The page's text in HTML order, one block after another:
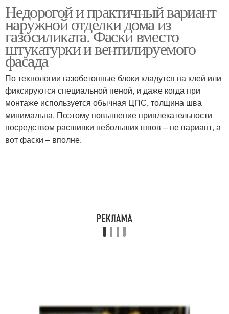
Недорогой и практичный вариант
наружной отделки дома из
газосиликата. Фаски вместо
штукатурки и вентилируемого
фасада
По технологии газобетонные блоки кладутся на клей или
фиксируются специальной пеной, и даже когда при
монтаже используется обычная ЦПС, толщина шва
минимальна. Поэтому повышение привлекательности
посредством расшивки небольших швов – не вариант, а
вот фаски – вполне.